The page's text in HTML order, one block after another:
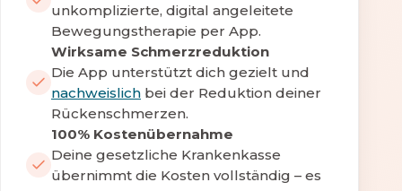
unkomplizierte, digital angeleitete
Bewegungstherapie per App.
Wirksame Schmerzreduktion
Die App unterstützt dich gezielt und
nachweislich bei der Reduktion deiner
Rückenschmerzen.
100% Kostenübernahme
Deine gesetzliche Krankenkasse
übernimmt die Kosten vollständig – es